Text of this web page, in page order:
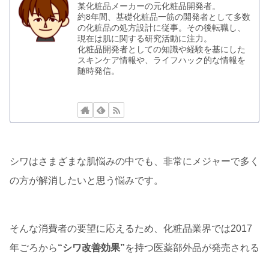
某化粧品メーカーの元化粧品開発者。
約8年間、基礎化粧品一筋の開発者として多数
の化粧品の処方設計に従事。その後転職し、
現在は肌に関する研究活動に注力。
化粧品開発者としての知識や経験を基にした
スキンケア情報や、ライフハック的な情報を
随時発信。
シワはさまざまな肌悩みの中でも、非常にメジャーで多く
の方が解消したいと思う悩みです。
そんな消費者の要望に応えるため、化粧品業界では2017
年ごろから“シワ改善効果”を持つ医薬部外品が発売される